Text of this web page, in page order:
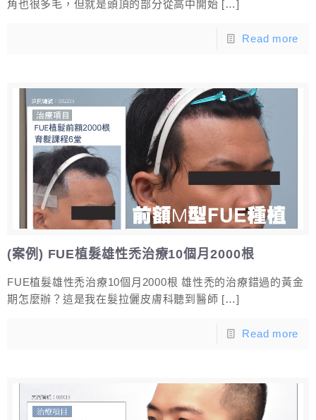
角也很多毛，但就是頭頂的部分從高中開始 […]
Read more
(案例) FUE植髮雄性禿治療10個月2000根
FUE植髮雄性禿治療10個月2000根 雄性禿的治療錯過的黃金
期怎麼辦？這是我在髮拉儷皮膚科聽到醫師 […]
Read more